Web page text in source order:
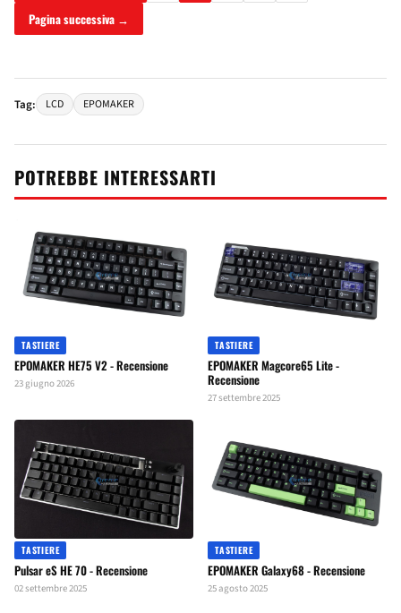
Pagina successiva →
Tag: LCD EPOMAKER
POTREBBE INTERESSARTI
TASTIERE
EPOMAKER HE75 V2 - Recensione
23 giugno 2026
TASTIERE
EPOMAKER Magcore65 Lite -
Recensione
27 settembre 2025
TASTIERE
Pulsar eS HE 70 - Recensione
02 settembre 2025
TASTIERE
EPOMAKER Galaxy68 - Recensione
25 agosto 2025